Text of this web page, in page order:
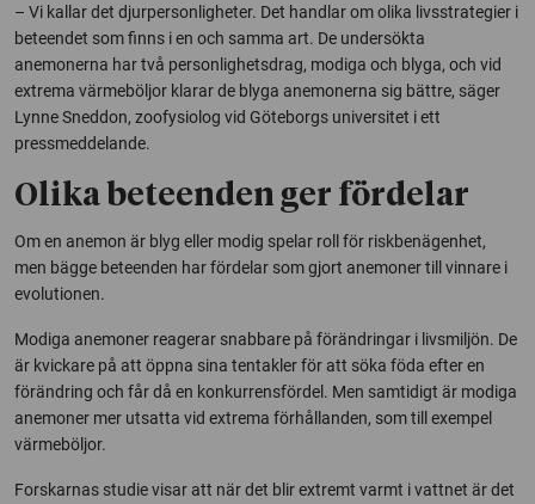
– Vi kallar det djurpersonligheter. Det handlar om olika livsstrategier i
beteendet som finns i en och samma art. De undersökta
anemonerna har två personlighetsdrag, modiga och blyga, och vid
extrema värmeböljor klarar de blyga anemonerna sig bättre, säger
Lynne Sneddon, zoofysiolog vid Göteborgs universitet i ett
pressmeddelande.
Olika beteenden ger fördelar
Om en anemon är blyg eller modig spelar roll för riskbenägenhet,
men bägge beteenden har fördelar som gjort anemoner till vinnare i
evolutionen.
Modiga anemoner reagerar snabbare på förändringar i livsmiljön. De
är kvickare på att öppna sina tentakler för att söka föda efter en
förändring och får då en konkurrensfördel. Men samtidigt är modiga
anemoner mer utsatta vid extrema förhållanden, som till exempel
värmeböljor.
Forskarnas studie visar att när det blir extremt varmt i vattnet är det